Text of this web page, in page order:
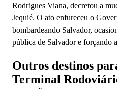
Rodrigues Viana, decretou a
Jequié. O ato enfureceu o
bombardeando Salvador,
pública de Salvador e forçando
Outros destinos
Terminal